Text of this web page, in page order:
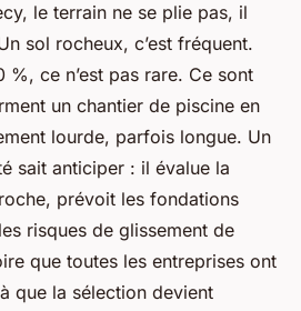
le terrain ne se plie pas, il
sol rocheux, c’est fréquent.
%, ce n’est pas rare. Ce sont
un chantier de piscine en
lourde, parfois longue. Un
sait anticiper : il évalue la
prévoit les fondations
risques de glissement de
que toutes les entreprises ont
que la sélection devient